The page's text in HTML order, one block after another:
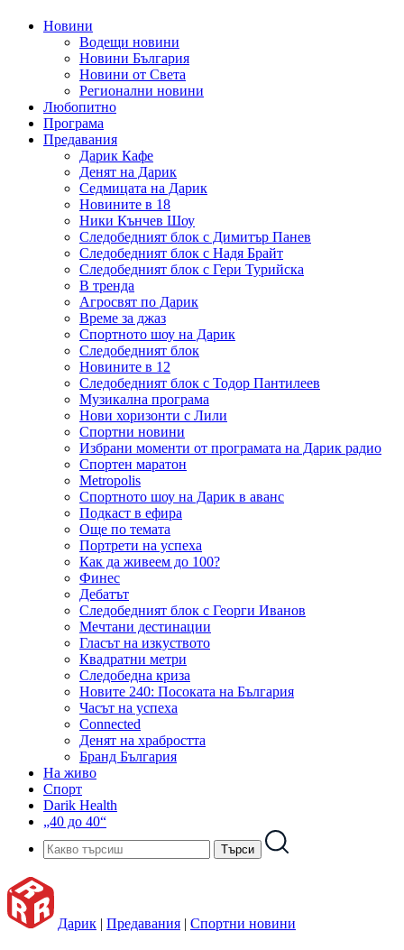
Новини
Водещи новини
Новини България
Новини от Света
Регионални новини
Любопитно
Програма
Предавания
Дарик Кафе
Денят на Дарик
Седмицата на Дарик
Новините в 18
Ники Кънчев Шоу
Следобедният блок с Димитър Панев
Следобедният блок с Надя Брайт
Следобедният блок с Гери Турийска
В тренда
Агросвят по Дарик
Време за джаз
Спортното шоу на Дарик
Следобедният блок
Новините в 12
Следобедният блок с Тодор Пантилеев
Музикална програма
Нови хоризонти с Лили
Спортни новини
Избрани моменти от програмата на Дарик радио
Спортен маратон
Metropolis
Спортното шоу на Дарик в аванс
Подкаст в ефира
Още по темата
Портрети на успеха
Как да живеем до 100?
Финес
Дебатът
Следобедният блок с Георги Иванов
Мечтани дестинации
Гласът на изкуството
Квадратни метри
Следобедна криза
Новите 240: Посоката на България
Часът на успеха
Connected
Денят на храбростта
Бранд България
На живо
Спорт
Darik Health
„40 до 40“
Дарик | Предавания | Спортни новини